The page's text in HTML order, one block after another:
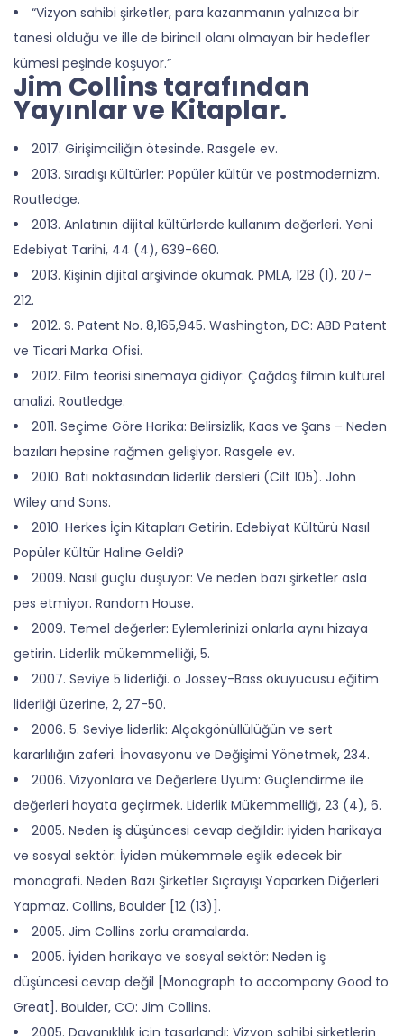
“Vizyon sahibi şirketler, para kazanmanın yalnızca bir
tanesi olduğu ve ille de birincil olanı olmayan bir hedefler
kümesi peşinde koşuyor.”
Jim Collins tarafından
Yayınlar ve Kitaplar.
2017. Girişimciliğin ötesinde. Rasgele ev.
2013. Sıradışı Kültürler: Popüler kültür ve postmodernizm.
Routledge.
2013. Anlatının dijital kültürlerde kullanım değerleri. Yeni
Edebiyat Tarihi, 44 (4), 639-660.
2013. Kişinin dijital arşivinde okumak. PMLA, 128 (1), 207-
212.
2012. S. Patent No. 8,165,945. Washington, DC: ABD Patent
ve Ticari Marka Ofisi.
2012. Film teorisi sinemaya gidiyor: Çağdaş filmin kültürel
analizi. Routledge.
2011. Seçime Göre Harika: Belirsizlik, Kaos ve Şans – Neden
bazıları hepsine rağmen gelişiyor. Rasgele ev.
2010. Batı noktasından liderlik dersleri (Cilt 105). John
Wiley and Sons.
2010. Herkes İçin Kitapları Getirin. Edebiyat Kültürü Nasıl
Popüler Kültür Haline Geldi?
2009. Nasıl güçlü düşüyor: Ve neden bazı şirketler asla
pes etmiyor. Random House.
2009. Temel değerler: Eylemlerinizi onlarla aynı hizaya
getirin. Liderlik mükemmelliği, 5.
2007. Seviye 5 liderliği. o Jossey-Bass okuyucusu eğitim
liderliği üzerine, 2, 27-50.
2006. 5. Seviye liderlik: Alçakgönüllülüğün ve sert
kararlılığın zaferi. İnovasyonu ve Değişimi Yönetmek, 234.
2006. Vizyonlara ve Değerlere Uyum: Güçlendirme ile
değerleri hayata geçirmek. Liderlik Mükemmelliği, 23 (4), 6.
2005. Neden iş düşüncesi cevap değildir: iyiden harikaya
ve sosyal sektör: İyiden mükemmele eşlik edecek bir
monografi. Neden Bazı Şirketler Sıçrayışı Yaparken Diğerleri
Yapmaz. Collins, Boulder [12 (13)].
2005. Jim Collins zorlu aramalarda.
2005. İyiden harikaya ve sosyal sektör: Neden iş
düşüncesi cevap değil [Monograph to accompany Good to
Great]. Boulder, CO: Jim Collins.
2005. Dayanıklılık için tasarlandı: Vizyon sahibi şirketlerin